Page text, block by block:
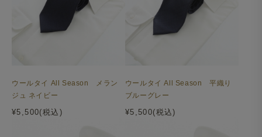
ウールタイ All Season メラン
ジュ ネイビー
¥5,500(税込)
ウールタイ All Season 平織り
ブルーグレー
¥5,500(税込)